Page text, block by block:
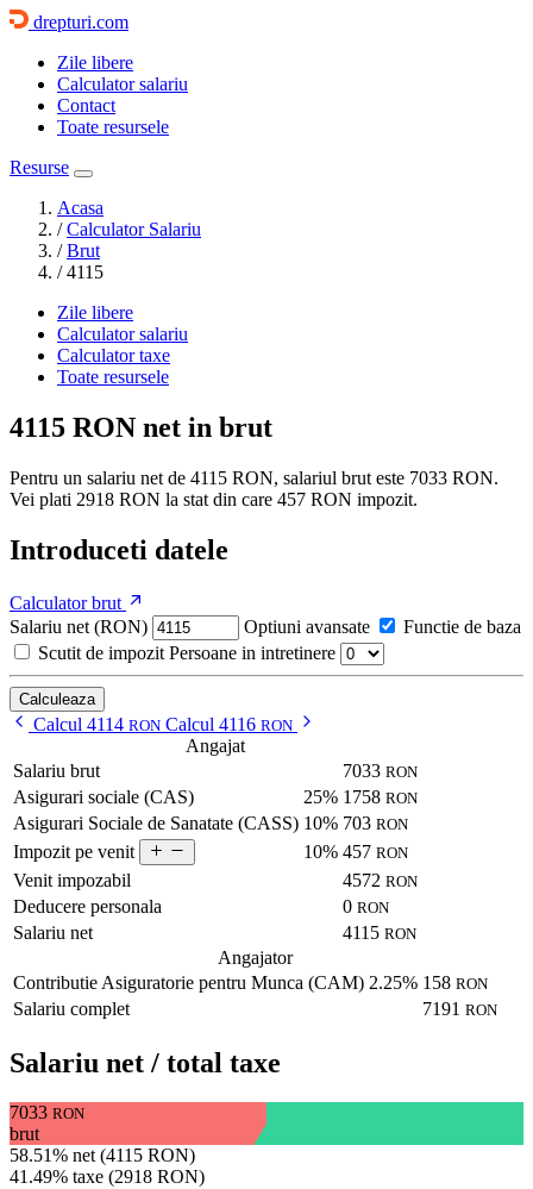
drepturi.com
Zile libere
Calculator salariu
Contact
Toate resursele
Resurse
Acasa
/ Calculator Salariu
/ Brut
/ 4115
Zile libere
Calculator salariu
Calculator taxe
Toate resursele
4115 RON net in brut
Pentru un salariu net de 4115 RON, salariul brut este 7033 RON.
Vei plati 2918 RON la stat din care 457 RON impozit.
Introduceti datele
Calculator brut
Salariu net (RON)
Optiuni avansate
Functie de baza
Scutit de impozit Persoane in intretinere
Calculeaza
Calcul 4114 RON Calcul 4116 RON
Angajat
Salariu brut
7033 RON
Asigurari sociale (CAS) 25% 1758 RON
Asigurari Sociale de Sanatate (CASS) 10% 703 RON
Impozit pe venit 10% 457 RON
Venit impozabil 4572 RON
Deducere personala 0 RON
Salariu net 4115 RON
Angajator
Contributie Asiguratorie pentru Munca (CAM) 2.25% 158 RON
Salariu complet 7191 RON
Salariu net / total taxe
7033 RON
brut
58.51% net (4115 RON)
41.49% taxe (2918 RON)